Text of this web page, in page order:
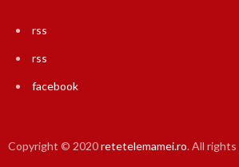
rss
rss
facebook
Copyright © 2020retetelemamei.ro. All